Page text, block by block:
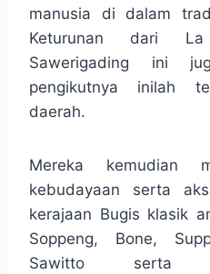
manusia di dalam
Keturunan dari
Sawerigading ini
pengikutnya inilah
daerah.
Mereka kemudian
kebudayaan serta
kerajaan Bugis klasik
Soppeng, Bone,
Sawitto serta